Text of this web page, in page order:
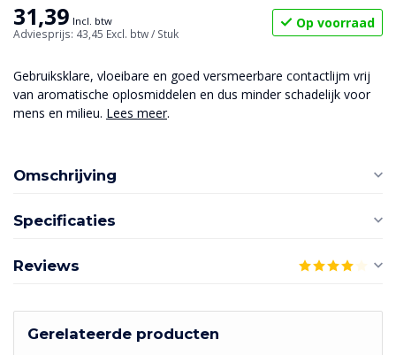
31,39 Incl. btw
Adviesprijs: 43,45 Excl. btw/ Stuk
Op voorraad
Gebruiksklare, vloeibare en goed versmeerbare contactlijm vrij
van aromatische oplosmiddelen en dus minder schadelijk voor
mens en milieu. Lees meer.
Omschrijving
Specificaties
Reviews
Gerelateerde producten